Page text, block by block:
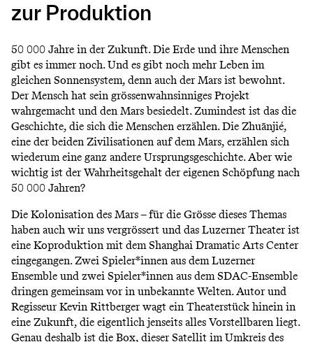
zur Produktion
50 000 Jahre in der Zukunft. Die Erde und ihre Menschen
gibt es immer noch. Und es gibt noch mehr Leben im
gleichen Sonnensystem, denn auch der Mars ist bewohnt.
Der Mensch hat sein grössenwahnsinniges Projekt
wahrgemacht und den Mars besiedelt. Zumindest ist das die
Geschichte, die sich die Menschen erzählen. Die Zhuānjié,
eine der beiden Zivilisationen auf dem Mars, erzählen sich
wiederum eine ganz andere Ursprungsgeschichte. Aber wie
wichtig ist der Wahrheitsgehalt der eigenen Schöpfung nach
50 000 Jahren?
Die Kolonisation des Mars – für die Grösse dieses Themas
haben auch wir uns vergrössert und das Luzerner Theater ist
eine Koproduktion mit dem Shanghai Dramatic Arts Center
eingegangen. Zwei Spieler*innen aus dem Luzerner
Ensemble und zwei Spieler*innen aus dem SDAC-Ensemble
dringen gemeinsam vor in unbekannte Welten. Autor und
Regisseur Kevin Rittberger wagt ein Theaterstück hinein in
eine Zukunft, die eigentlich jenseits alles Vorstellbaren liegt.
Genau deshalb ist die Box, dieser Satellit im Umkreis des